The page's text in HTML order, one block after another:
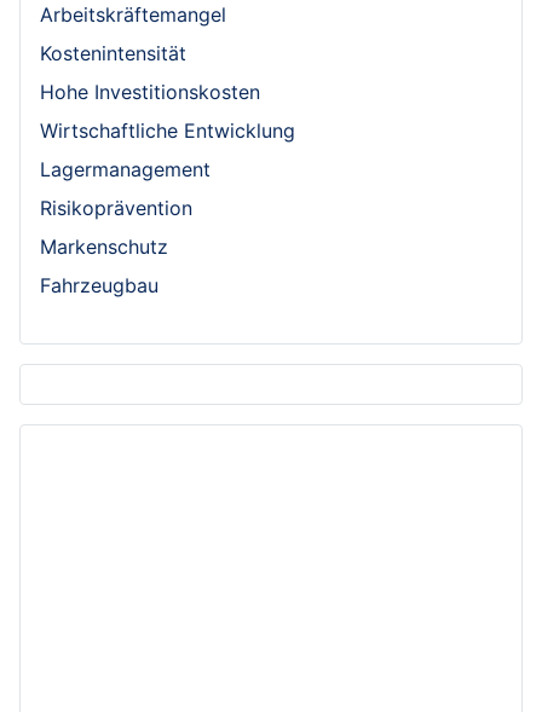
Arbeitskräftemangel
Kostenintensität
Hohe Investitionskosten
Wirtschaftliche Entwicklung
Lagermanagement
Risikoprävention
Markenschutz
Fahrzeugbau